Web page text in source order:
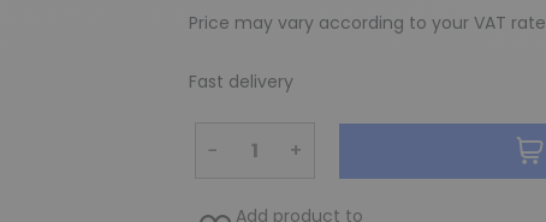
Price may vary according to your VAT rate
Fast delivery
− +
Add product to